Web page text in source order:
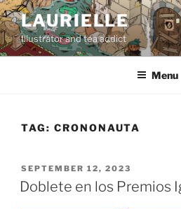
Skip
to
content
LAURIELLE
Illustrator and tea addict
Menu
TAG: CRONONAUTA
POSTED
ON
SEPTEMBER 12, 2023
Doblete en los Premios